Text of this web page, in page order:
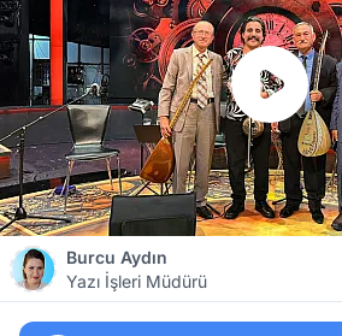
Burcu Aydın
Yazı İşleri Müdürü